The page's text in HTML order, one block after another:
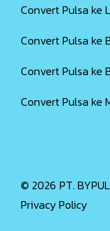
Convert Pulsa ke
Convert Pulsa ke
Convert Pulsa ke
Convert Pulsa ke
© 2026 PT.
Privacy Policy